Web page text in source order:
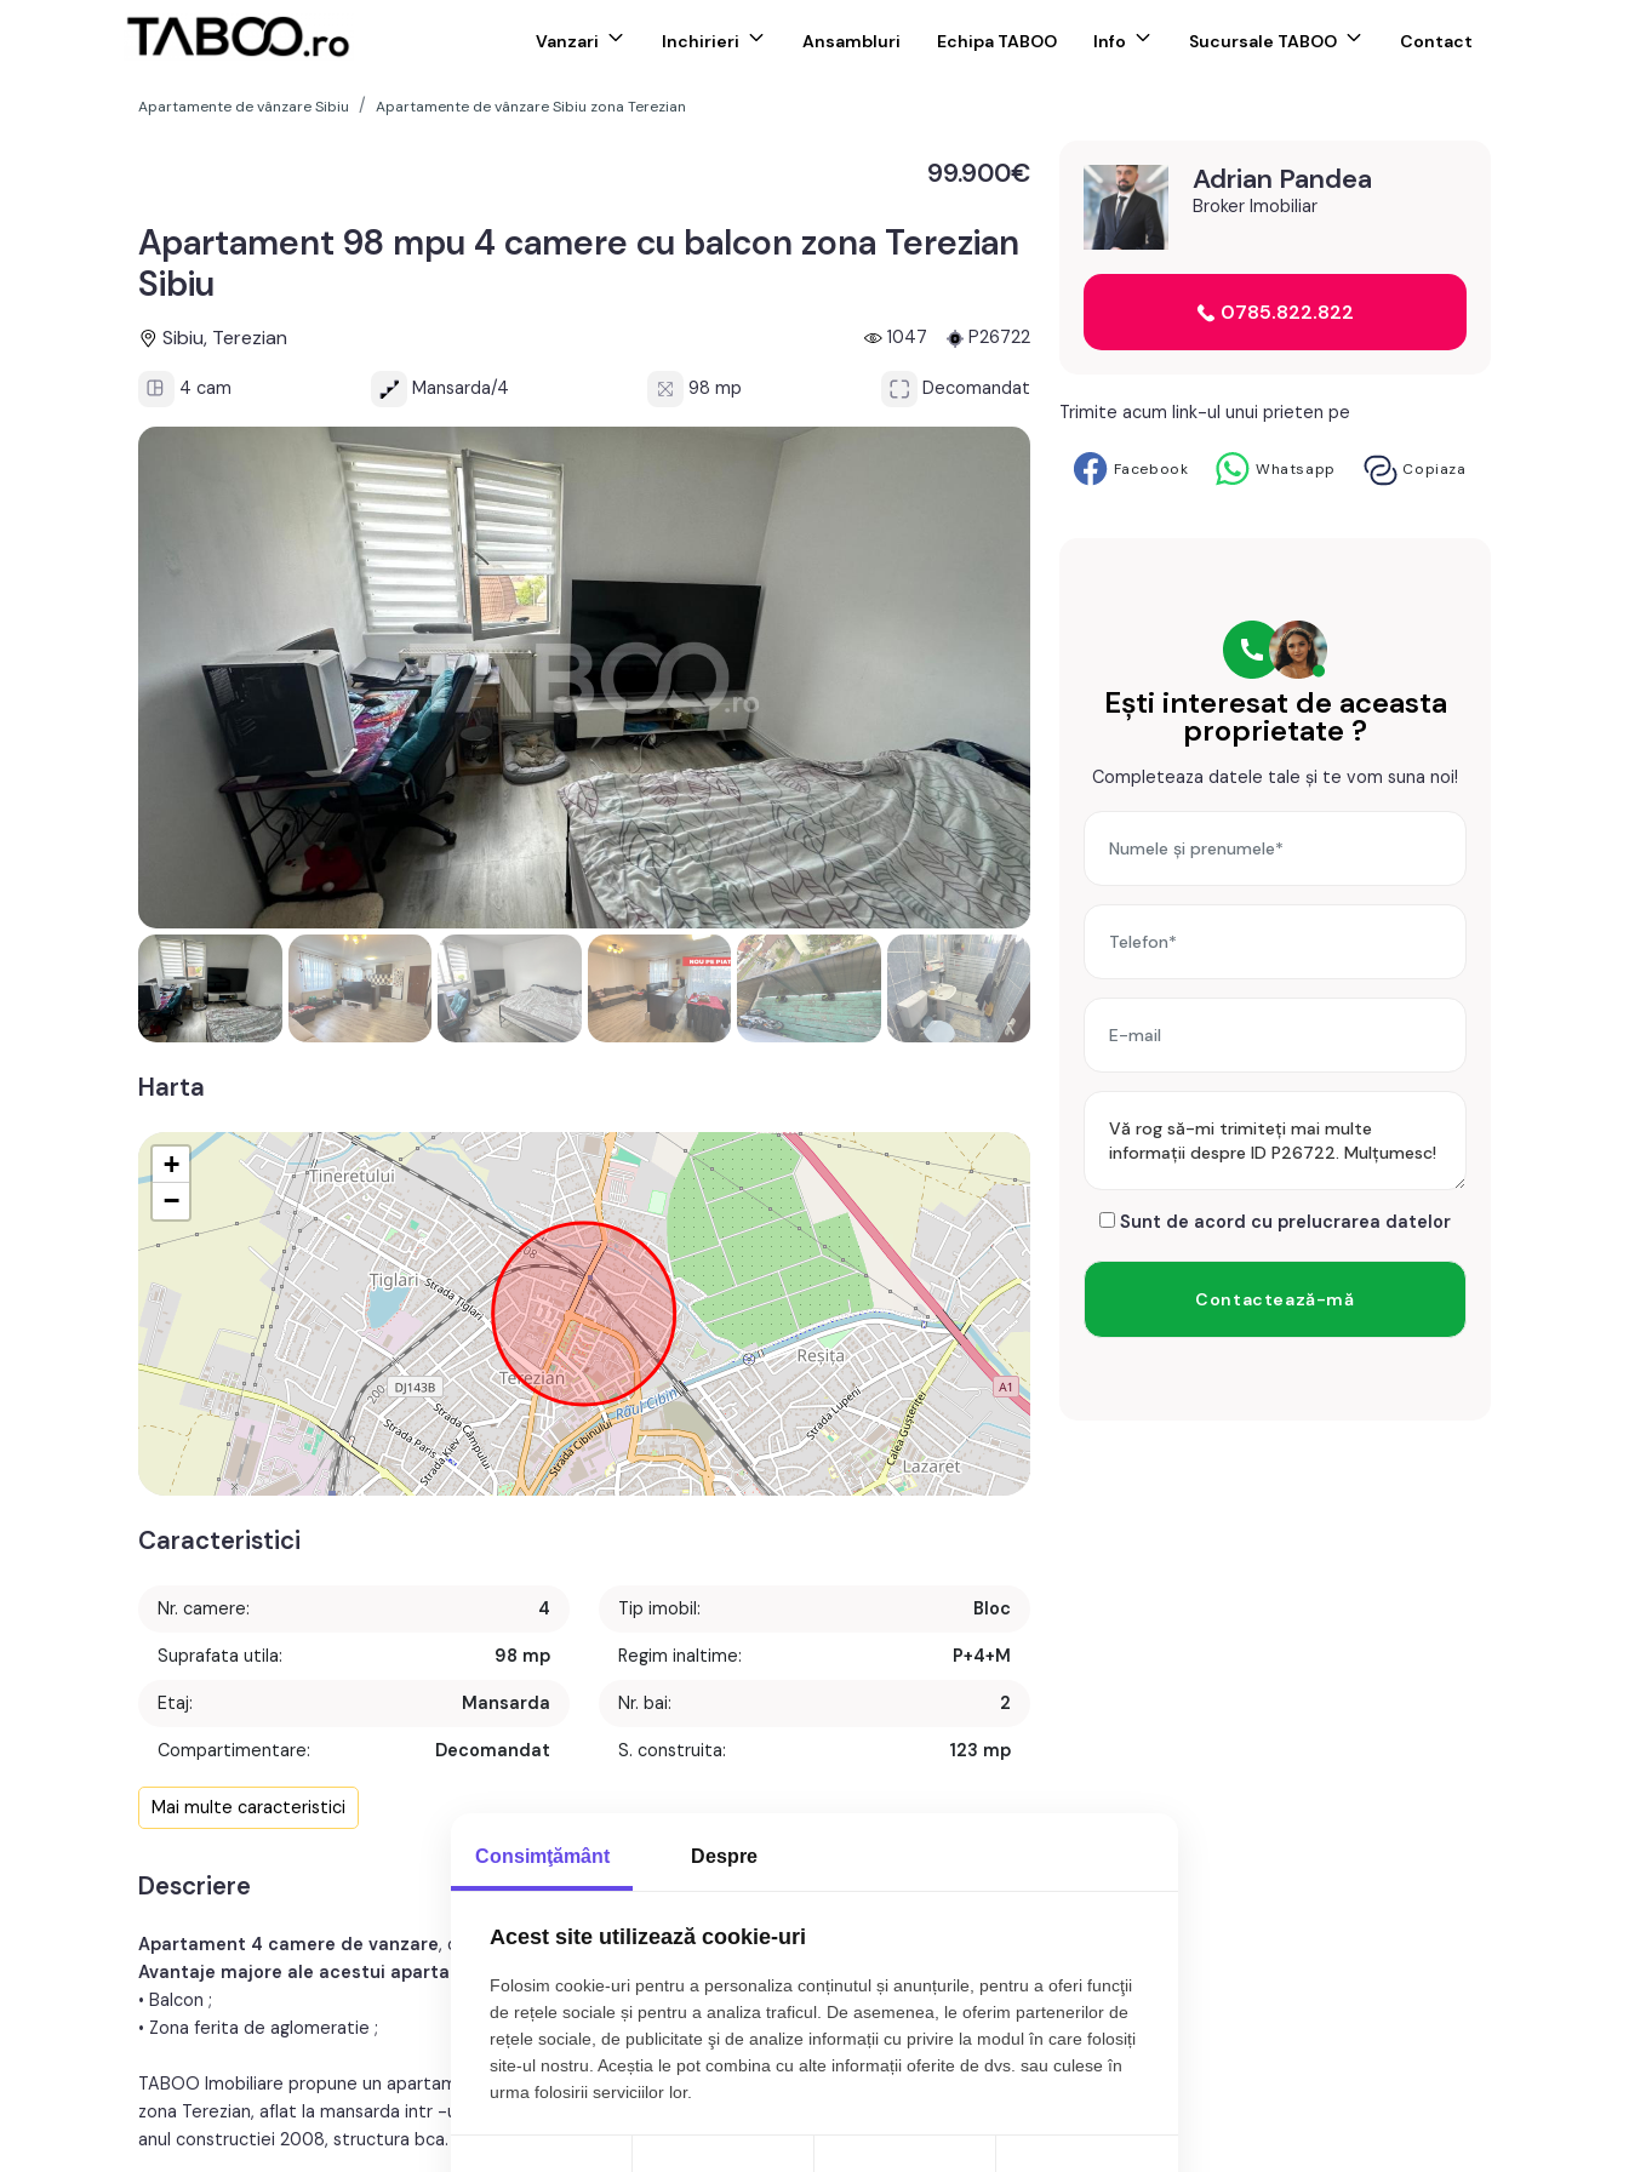
Vanzari Inchirieri Ansambluri Echipa TABOO Info Sucursale TABOO Contact
Apartamente de vânzare Sibiu Apartamente de vânzare Sibiu zona Terezian
99.900€
Apartament 98 mpu 4 camere cu balcon zona Terezian
Sibiu
Sibiu, Terezian 1047 P26722
4 cam Mansarda/4 98 mp Decomandat
Harta
+
−
Caracteristici
Nr. camere: 4
Suprafata utila: 98 mp
Etaj: Mansarda
Compartimentare: Decomandat
Tip imobil: Bloc
Regim inaltime: P+4+M
Nr. bai: 2
S. construita: 123 mp
Confort:
1
Nr. balcoane: 1
Structura:
Mai multe caracteristici
Descriere
Apartament 4 camere de vanzare, decomandat, 98 mp, zonaTerezian, Sibiu.
Avantaje majore ale acestui apartament:
• Balcon ;
• Zona ferita de aglomeratie ;
TABOO Imobiliare propune un apartament de vanzare cu 4 camere, decomandat, situat in localitatea Sibiu,
zona Terezian, aflat la mansarda intr -un imobil tip bloc cu regim de inaltime pe Parter + 4 Etaje + mansarda ;
anul constructiei 2008, structura bca. Suprafata utila de 98 mp + balcon de 5 mp
Adrian Pandea
Broker Imobiliar
0785.822.822
Trimite acum link-ul unui prieten pe
Facebook Whatsapp Copiaza
Ești interesat de aceasta
proprietate ?
Completeaza datele tale și te vom suna noi!
Sunt de acord cu prelucrarea datelor
Consimţământ Despre
Acest site utilizează cookie-uri
Folosim cookie-uri pentru a personaliza conținutul și anunțurile, pentru a oferi funcţii
de rețele sociale și pentru a analiza traficul. De asemenea, le oferim partenerilor de
rețele sociale, de publicitate şi de analize informații cu privire la modul în care folosiți
site-ul nostru. Aceștia le pot combina cu alte informații oferite de dvs. sau culese în
urma folosirii serviciilor lor.